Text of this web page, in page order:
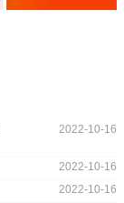
2022-10-16
2022-10-16
2022-10-16